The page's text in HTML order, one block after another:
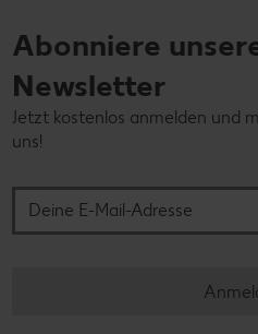
Abonniere
Newsletter
Jetzt kostenlos anmelden und
uns!